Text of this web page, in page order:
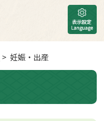
> 妊娠・出産